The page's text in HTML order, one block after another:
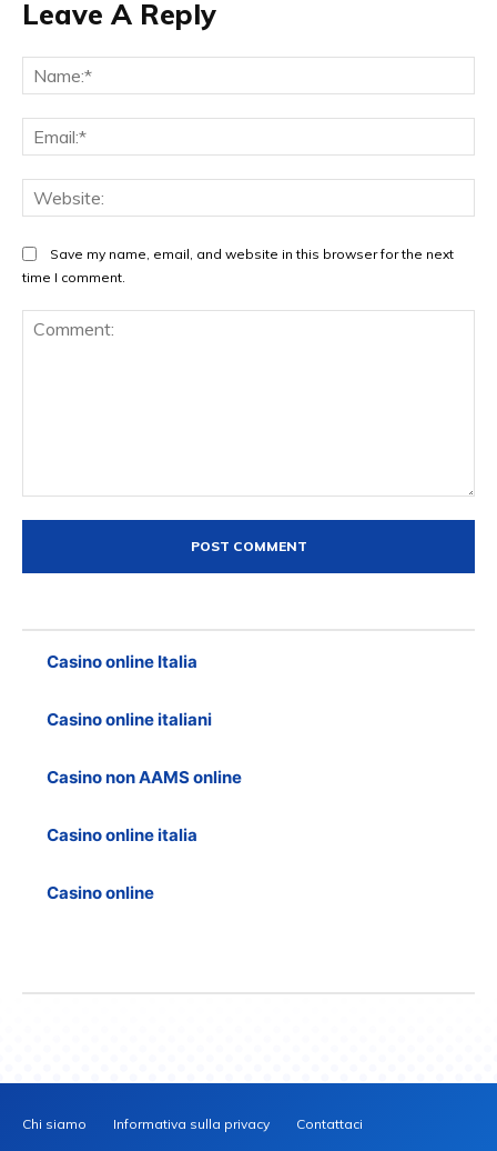
Leave A Reply
Save my name, email, and website in this browser for the next
time I comment.
Casino online Italia
Casino online italiani
Casino non AAMS online
Casino online italia
Casino online
Chi siamo Informativa sulla privacy Contattaci